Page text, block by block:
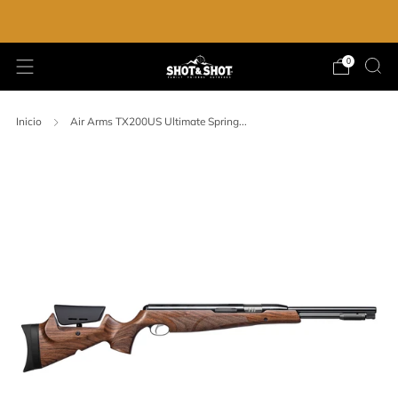
0
Inicio Air Arms TX200US Ultimate Spring...